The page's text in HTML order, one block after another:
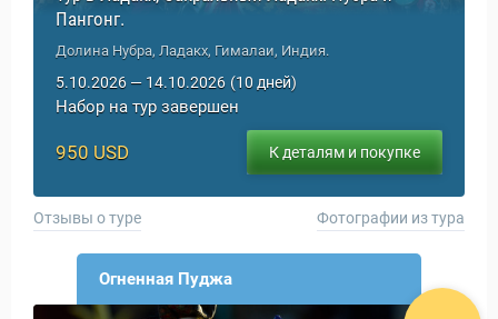
и Туры
Пангонг.
Долина Нубра, Ладакх, Гималаи, Индия.
5.10.2026 — 14.10.2026 (10 дней)
Набор на тур завершен
950 USD К деталям и покупке
Отзывы о туре Фотографии из тура
Огненная Пуджа